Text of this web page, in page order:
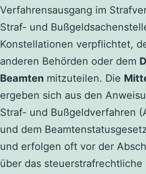
Verfahrensausgang im
Straf- und
Konstellationen verpflichtet,
anderen Behörden oder dem
Beamten mitzuteilen. Die
ergeben sich aus den
Straf- und Bußgeldverfahren
und dem
und erfolgen oft vor der
über das steuerstrafrechtliche